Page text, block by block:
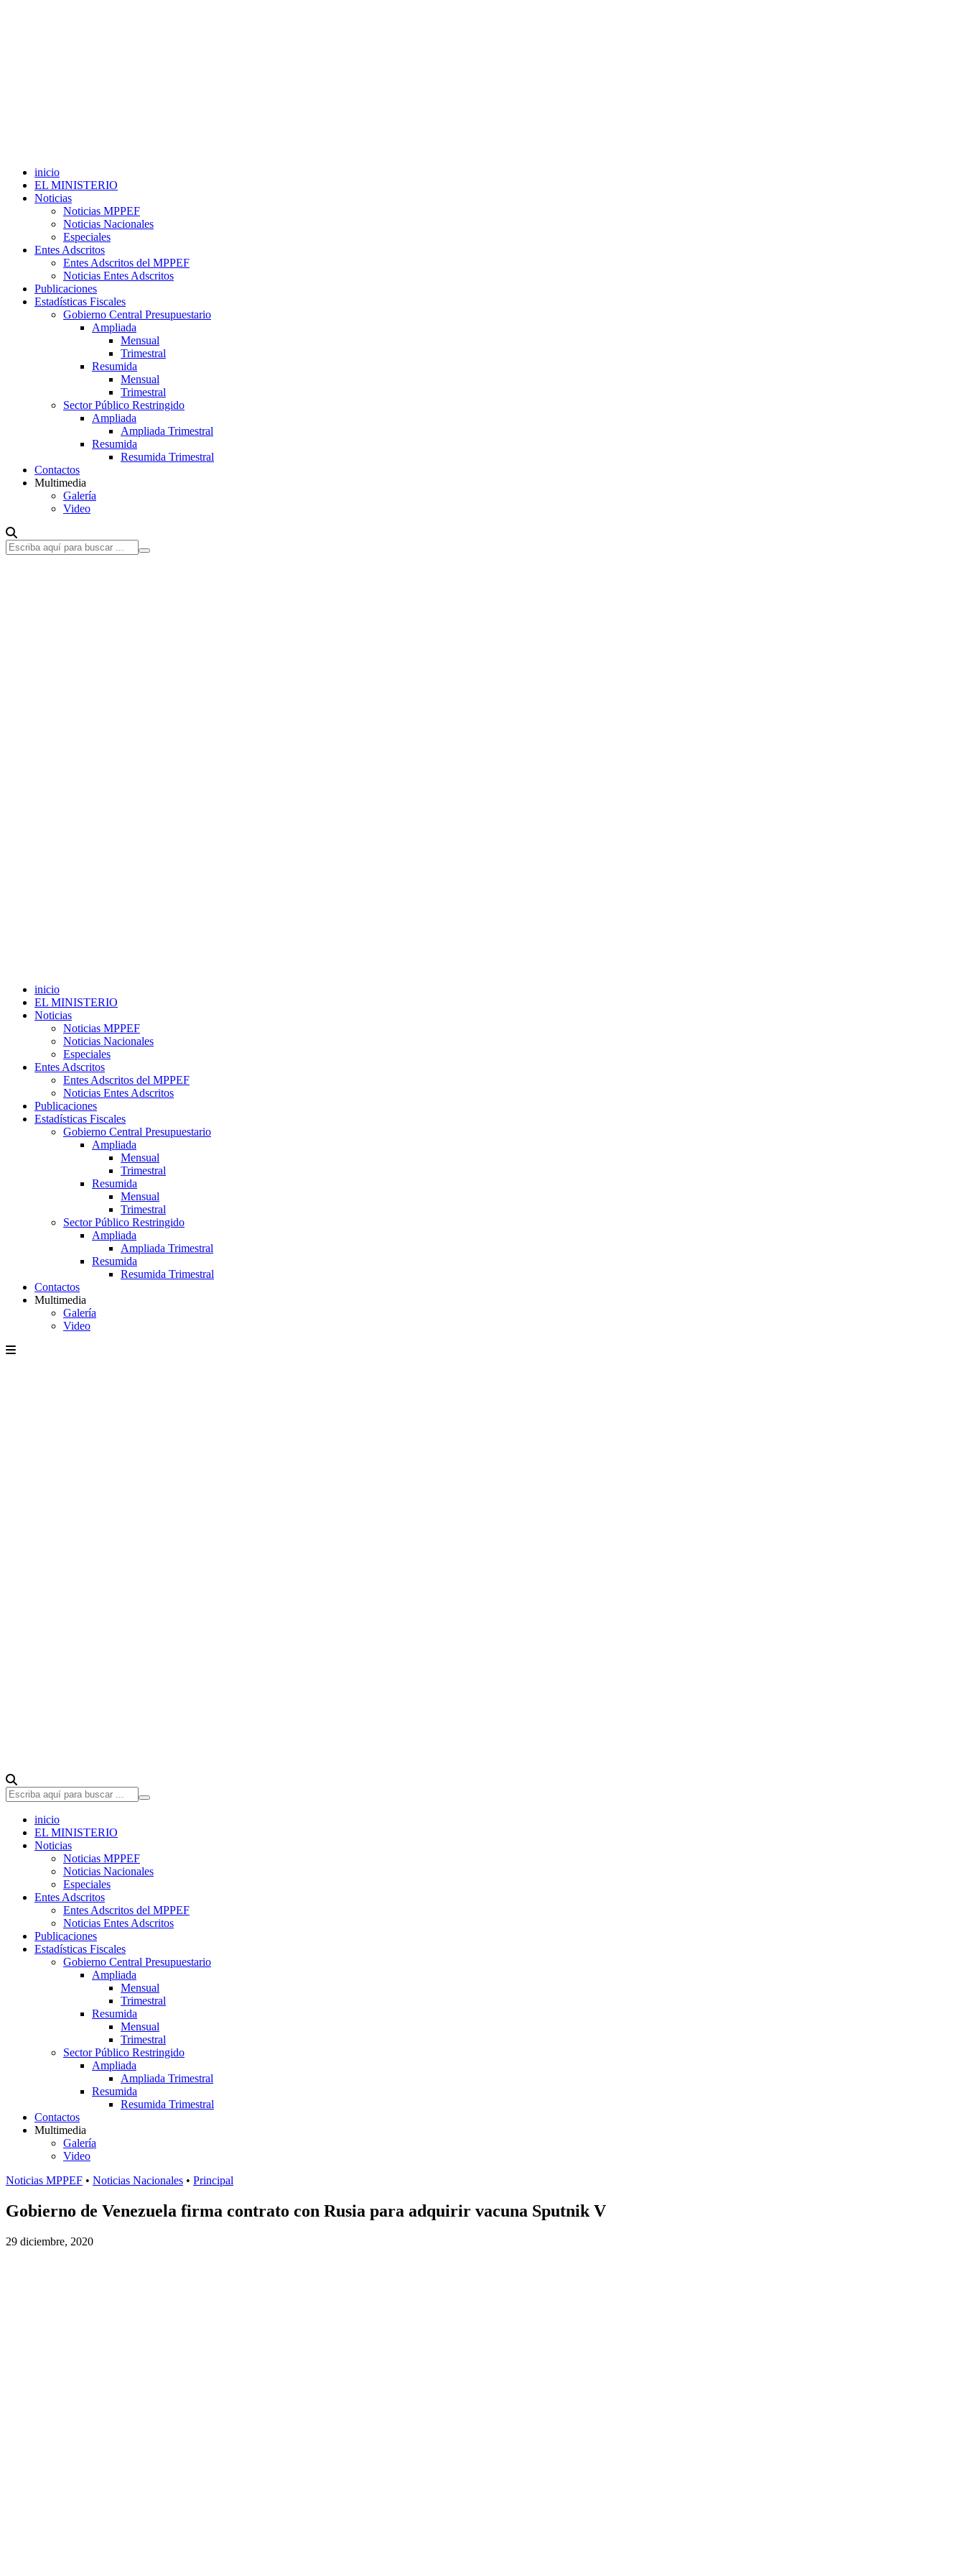
inicio
EL MINISTERIO
Noticias
Noticias MPPEF
Noticias Nacionales
Especiales
Entes Adscritos
Entes Adscritos del MPPEF
Noticias Entes Adscritos
Publicaciones
Estadísticas Fiscales
Gobierno Central Presupuestario
Ampliada
Mensual
Trimestral
Resumida
Mensual
Trimestral
Sector Público Restringido
Ampliada
Ampliada Trimestral
Resumida
Resumida Trimestral
Contactos
Multimedia
Galería
Video
inicio
EL MINISTERIO
Noticias
Noticias MPPEF
Noticias Nacionales
Especiales
Entes Adscritos
Entes Adscritos del MPPEF
Noticias Entes Adscritos
Publicaciones
Estadísticas Fiscales
Gobierno Central Presupuestario
Ampliada
Mensual
Trimestral
Resumida
Mensual
Trimestral
Sector Público Restringido
Ampliada
Ampliada Trimestral
Resumida
Resumida Trimestral
Contactos
Multimedia
Galería
Video
inicio
EL MINISTERIO
Noticias
Noticias MPPEF
Noticias Nacionales
Especiales
Entes Adscritos
Entes Adscritos del MPPEF
Noticias Entes Adscritos
Publicaciones
Estadísticas Fiscales
Gobierno Central Presupuestario
Ampliada
Mensual
Trimestral
Resumida
Mensual
Trimestral
Sector Público Restringido
Ampliada
Ampliada Trimestral
Resumida
Resumida Trimestral
Contactos
Multimedia
Galería
Video
Noticias MPPEF • Noticias Nacionales • Principal
Gobierno de Venezuela firma contrato con Rusia para adquirir vacuna Sputnik V
29 diciembre, 2020